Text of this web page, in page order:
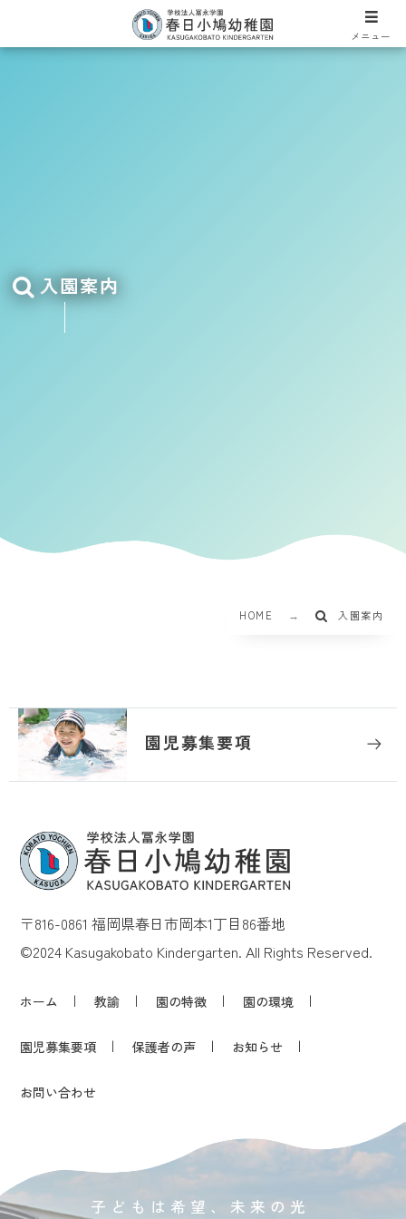
入園案内
HOME 入園案内
園児募集要項
〒816-0861 福岡県春日市岡本1丁目86番地
©2024 Kasugakobato Kindergarten. All Rights Reserved.
ホーム 教諭 園の特徴 園の環境
園児募集要項 保護者の声 お知らせ
お問い合わせ
子どもは希望、未来の光
メニュー